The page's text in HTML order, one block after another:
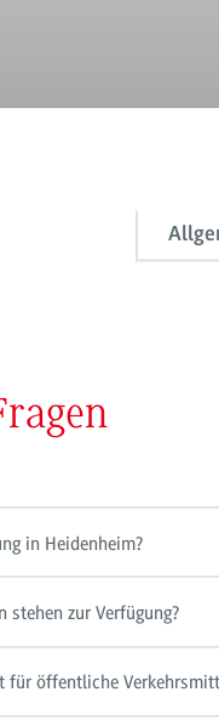
in Heidenheim?
stehen zur Verfügung?
für öffentliche